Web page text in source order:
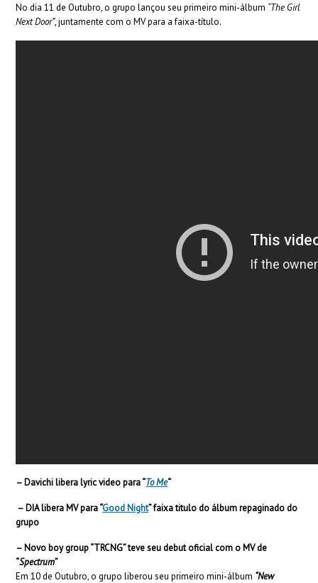
No dia 11 de Outubro, o grupo lançou seu primeiro mini-álbum “The Girl
Next Door”, juntamente com o MV para a faixa-título.
– Davichi libera lyric video para “To Me“
– DIA libera MV para “Good Night” faixa titulo do álbum repaginado do
grupo
– Novo boy group “TRCNG” teve seu debut oficial com o MV de
“Spectrum”
Em 10 de Outubro, o grupo liberou seu primeiro mini-álbum “New